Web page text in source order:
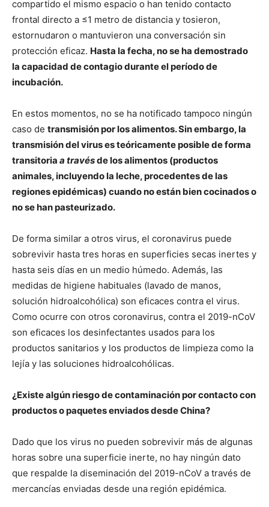
compartido el mismo espacio o han tenido contacto
frontal directo a ≤1 metro de distancia y tosieron,
estornudaron o mantuvieron una conversación sin
protección eficaz. Hasta la fecha, no se ha demostrado
la capacidad de contagio durante el período de
incubación.
En estos momentos, no se ha notificado tampoco ningún
caso de transmisión por los alimentos. Sin embargo, la
transmisión del virus es teóricamente posible de forma
transitoria a travésde los alimentos (productos
animales, incluyendo la leche, procedentes de las
regiones epidémicas) cuando no están bien cocinados o
no se han pasteurizado.
De forma similar a otros virus, el coronavirus puede
sobrevivir hasta tres horas en superficies secas inertes y
hasta seis días en un medio húmedo. Además, las
medidas de higiene habituales (lavado de manos,
solución hidroalcohólica) son eficaces contra el virus.
Como ocurre con otros coronavirus, contra el 2019-nCoV
son eficaces los desinfectantes usados para los
productos sanitarios y los productos de limpieza como la
lejía y las soluciones hidroalcohólicas.
¿Existe algún riesgo de contaminación por contacto con
productos o paquetes enviados desde China?
Dado que los virus no pueden sobrevivir más de algunas
horas sobre una superficie inerte, no hay ningún dato
que respalde la diseminación del 2019-nCoV a través de
mercancías enviadas desde una región epidémica.